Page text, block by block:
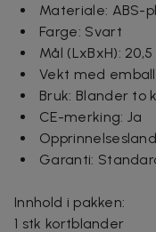
Materiale: ABS-
Farge: Svart
Mål (LxBxH):
Vekt med
Bruk: Blander to
CE-merking: Ja
Garanti:
Innhold i pakken:
1 stk kortblander